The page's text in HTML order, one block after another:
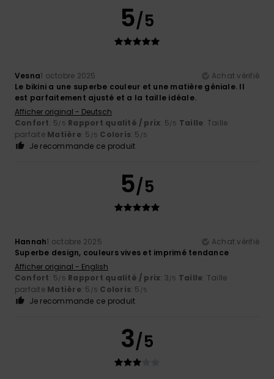
5/5
Vesna1 octobre 2025
Achat vérifié
Le bikini a une superbe couleur et une matière géniale. Il
est parfaitement ajusté et a la taille idéale.
Afficher original - Deutsch
Confort: 5/5 Rapport qualité / prix: 5/5 Taille: Taille
parfaite Matière: 5 /5 Coloris: 5 /5
Je recommande ce produit
5/5
Hannah1 octobre 2025
Achat vérifié
Superbe design, couleurs vives et imprimé tendance
Afficher original - English
Confort: 5/5 Rapport qualité / prix: 3/5 Taille: Taille
parfaite Matière: 5 /5 Coloris: 5 /5
Je recommande ce produit
3/5